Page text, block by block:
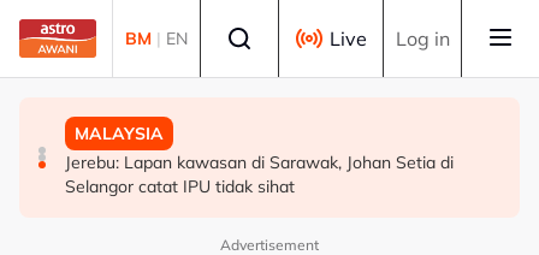
Skip to main content
BM | EN Live Log in
POLITIK
WARISAN teliti rundingan kerusi bersama STAR, KDM
hadapi PRU16 - Shafie
MALAYSIA
Jerebu: Lapan kawasan di Sarawak, Johan Setia di
Selangor catat IPU tidak sihat
MALAYSIA
Akar reput, rongga pada pangkal punca pokok tumbang
- MBPP
Advertisement